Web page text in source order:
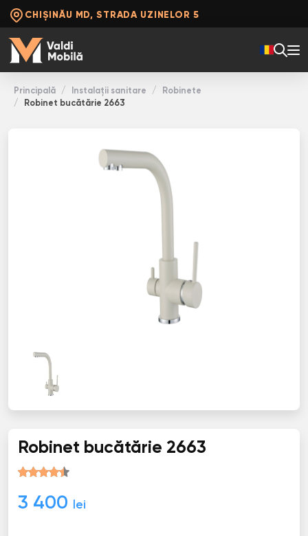
CHIȘINĂU MD, STRADA UZINELOR 5
Principală Instalații sanitare
Robinete
Robinet bucătărie 2663
Robinet bucătărie 2663
3 400 lei